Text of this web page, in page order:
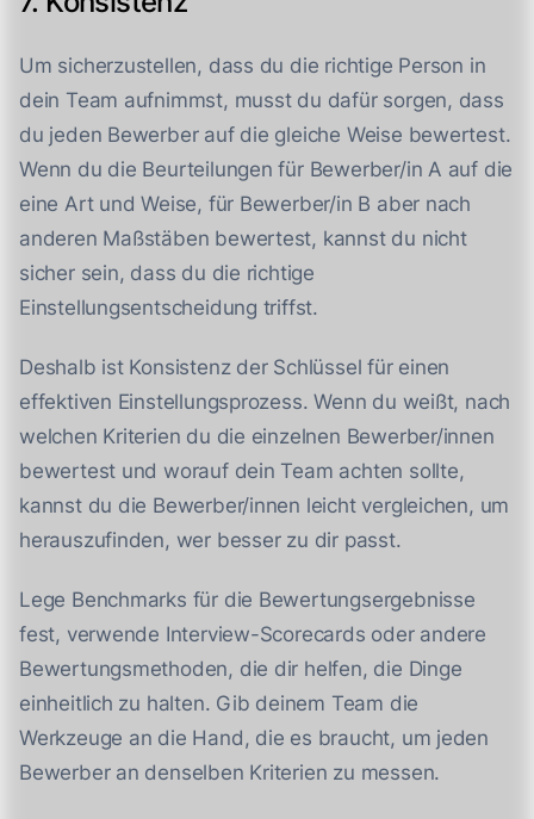
Um sicherzustellen, dass du die richtige Person in
dein Team aufnimmst, musst du dafür sorgen, dass
du jeden Bewerber auf die gleiche Weise bewertest.
Wenn du die Beurteilungen für Bewerber/in A auf die
eine Art und Weise, für Bewerber/in B aber nach
anderen Maßstäben bewertest, kannst du nicht
sicher sein, dass du die richtige
Einstellungsentscheidung triffst.
Deshalb ist Konsistenz der Schlüssel für einen
effektiven Einstellungsprozess. Wenn du weißt, nach
welchen Kriterien du die einzelnen Bewerber/innen
bewertest und worauf dein Team achten sollte,
kannst du die Bewerber/innen leicht vergleichen, um
herauszufinden, wer besser zu dir passt.
Lege Benchmarks für die Bewertungsergebnisse
fest, verwende Interview-Scorecards oder andere
Bewertungsmethoden, die dir helfen, die Dinge
einheitlich zu halten. Gib deinem Team die
Werkzeuge an die Hand, die es braucht, um jeden
Bewerber an denselben Kriterien zu messen.